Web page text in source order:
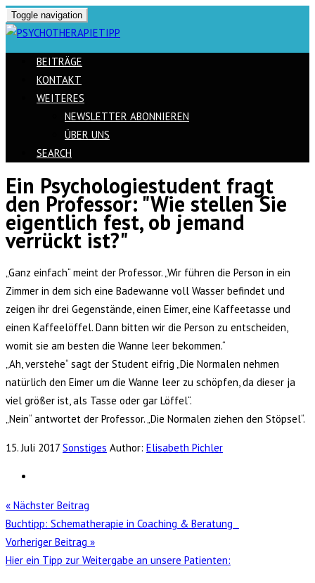
Toggle navigation
BEITRÄGE
KONTAKT
WEITERES
NEWSLETTER ABONNIEREN
ÜBER UNS
SEARCH
Skip
to
content
Ein Psychologiestudent fragt
den Professor: "Wie stellen Sie
eigentlich fest, ob jemand
verrückt ist?"
„Ganz einfach“ meint der Professor. „Wir führen die Person in ein
Zimmer in dem sich eine Badewanne voll Wasser befindet und
zeigen ihr drei Gegenstände, einen Eimer, eine Kaffeetasse und
einen Kaffeelöffel. Dann bitten wir die Person zu entscheiden,
womit sie am besten die Wanne leer bekommen.“
„Ah, verstehe“ sagt der Student eifrig „Die Normalen nehmen
natürlich den Eimer um die Wanne leer zu schöpfen, da dieser ja
viel größer ist, als Tasse oder gar Löffel“.
„Nein“ antwortet der Professor. „Die Normalen ziehen den Stöpsel“.
15. Juli 2017 Sonstiges Author: Elisabeth Pichler
« Nächster Beitrag
Buchtipp: Schematherapie in Coaching & Beratung
Vorheriger Beitrag »
Hier ein Tipp zur Weitergabe an unsere Patienten: